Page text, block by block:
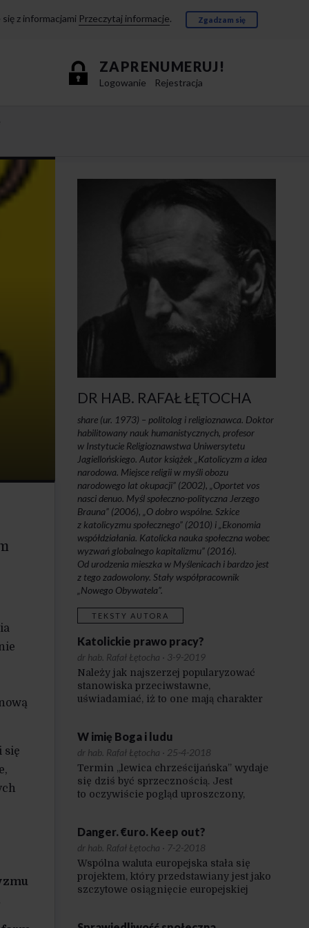
z informacjami Przeczytaj informacje. Zgadzam się
ZAPRENUMERUJ!
Logowanie Rejestracja
się
DR HAB. RAFAŁ ŁĘTOCHA
share (ur. 1973) – politolog i religioznawca. Doktor
habilitowany nauk humanistycznych, profesor
w Instytucie Religioznawstwa Uniwersytetu
Jagiellońskiego. Autor książek „Katolicyzm a idea
narodowa. Miejsce religii w myśli obozu
narodowego lat okupacji” (2002), „Oportet vos
nasci denuo. Myśl społeczno-polityczna Jerzego
Brauna” (2006), „O dobro wspólne. Szkice
z katolicyzmu społecznego” (2010) i „Ekonomia
współdziałania. Katolicka nauka społeczna wobec
wyzwań globalnego kapitalizmu” (2016).
Od urodzenia mieszka w Myślenicach i bardzo jest
z tego zadowolony. Stały współpracownik
„Nowego Obywatela”.
TEKSTY AUTORA
Katolickie prawo pracy?
dr hab. Rafał Łętocha · 3-9-2019
Należy jak najszerzej popularyzować
stanowiska przeciwstawne,
uświadamiać, iż to one mają charakter
powielane u nas są raczej reliktem
dziewiętnastowiecznych,
paleoliberalnych poglądów.
W imię Boga i ludu
dr hab. Rafał Łętocha · 25-4-2018
Termin „lewica chrześcijańska” wydaje
się dziś być sprzecznością. Jest
to oczywiście pogląd uproszczony,
z osobami, ruchami, środowiskami,
które w ten sposób właśnie się
identyfikują. Jednak w powszechnej
świadomości katolicyzm
czy chrześcijaństwo łączone
i bronione są przez inicjatywy
Danger. €uro. Keep out?
dr hab. Rafał Łętocha · 7-2-2018
Wspólna waluta europejska stała się
projektem, który przedstawiany jest jako
szczytowe osiągnięcie europejskiej